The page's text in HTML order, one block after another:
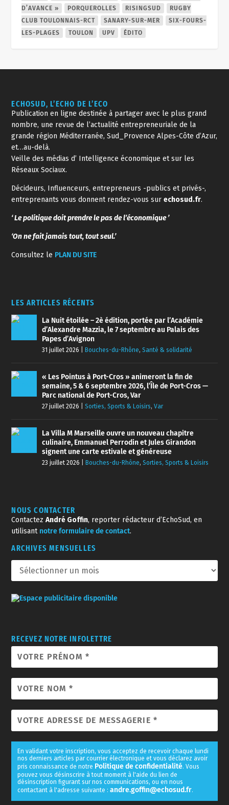
D’AVANCE »
PORQUEROLLES RISINGSUD
RUGBY
CLUB TOULONNAIS-RCT
SANARY-SUR-MER
SIX-FOURS-
LES-PLAGES
TOULON UPV ÉDITO
ECHOSUD, L’ECHO DE L’ECO
Publication en ligne destinée à partager avec le plus grand
nombre, une revue de l’actualité entrepreneuriale de la
grande région Méditerranée, Sud_Provence Alpes-Côte d’Azur,
et…au-delà.
Veille des médias d’ Intelligence économique et sur les
Réseaux Sociaux.
Décideurs, Influenceurs, entrepreneurs -publics et privés-,
entreprenants vous donnent rendez-vous surechosud.fr.
‘ Le politique doit prendre le pas de l’économique ’
‘On ne fait jamais tout, tout seul.’
Consultez le PLAN DU SITE
LES ARTICLES RÉCENTS
La Nuit étoilée – 2è édition, portée par l’Académie
d’Alexandre Mazzia, le 7 septembre au Palais des
Papes d’Avignon
31 juillet 2026 Bouches-du-Rhône,Santé & solidarité
« Les Pointus à Port-Cros » animeront la fin de
semaine, 5 & 6 septembre 2026, l’Île de Port-Cros —
Parc national de Port-Cros, Var
27 juillet 2026 |Sorties, Sports & Loisirs,Var
La Villa M Marseille ouvre un nouveau chapitre
culinaire, Emmanuel Perrodin et Jules Girandon
signent une carte estivale et généreuse
23 juillet 2026 Bouches-du-Rhône,Sorties, Sports & Loisirs
NOUS CONTACTER
ContactezAndré Goffin, reporter rédacteur d’EchoSud, en
utilisant notre formulaire de contact.
ARCHIVES MENSUELLES
RECEVEZ NOTRE INFOLETTRE
En validant votre inscription, vous acceptez de recevoir chaque lundi
nos derniers articles par courrier électronique et vous déclarez avoir
pris connaissance de notre Politique de confidentialité. Vous
pouvez vous désinscrire à tout moment à l'aide du lien de
désinscription figurant sur nos communications, ou en nous
contactant à l'adresse suivante :andre.goffin@echosud.fr.